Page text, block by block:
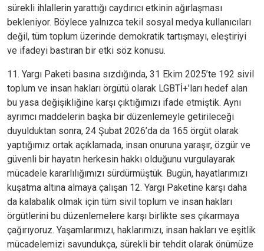
sürekli ihlallerin yarattığı caydırıcı etkinin ağırlaşması
bekleniyor. Böylece yalnızca tekil sosyal medya kullanıcıları
değil, tüm toplum üzerinde demokratik tartışmayı, eleştiriyi
ve ifadeyi bastıran bir etki söz konusu.
11. Yargı Paketi basına sızdığında, 31 Ekim 2025’te 192 sivil
toplum ve insan hakları örgütü olarak LGBTİ+’ları hedef alan
bu yasa değişikliğine karşı çıktığımızı ifade etmiştik. Aynı
ayrımcı maddelerin başka bir düzenlemeyle getirileceği
duyulduktan sonra, 24 Şubat 2026’da da 165 örgüt olarak
yaptığımız ortak açıklamada, insan onuruna yaraşır, özgür ve
güvenli bir hayatın herkesin hakkı olduğunu vurgulayarak
mücadele kararlılığımızı sürdürmüştük. Bugün, hayatlarımızı
kuşatma altına almaya çalışan 12. Yargı Paketine karşı daha
da kalabalık olmak için tüm sivil toplum ve insan hakları
örgütlerini bu düzenlemelere karşı birlikte ses çıkarmaya
çağırıyoruz. Yaşamlarımızı, haklarımızı, insan hakları ve eşitlik
mücadelemizi savundukça, sürekli bir tehdit olarak önümüze